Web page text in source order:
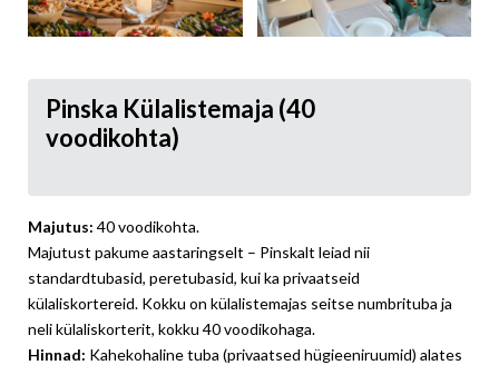
Pinska Külalistemaja (40
voodikohta)
Majutus: 40 voodikohta.
Majutust pakume aastaringselt – Pinskalt leiad nii
standardtubasid, peretubasid, kui ka privaatseid
külaliskortereid. Kokku on külalistemajas seitse numbrituba ja
neli külaliskorterit, kokku 40 voodikohaga.
Hinnad: Kahekohaline tuba (privaatsed hügieeniruumid) alates